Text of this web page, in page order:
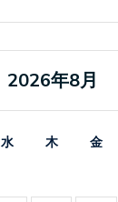
2026年8月
水 木 金